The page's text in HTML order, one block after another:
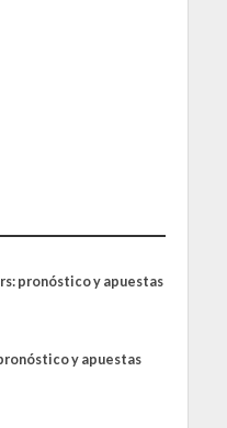
pronóstico y apuestas
y apuestas